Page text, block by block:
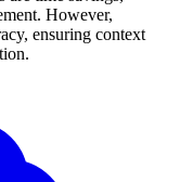
However,
ensuring context